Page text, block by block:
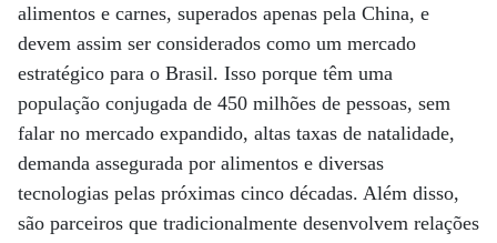
alimentos e carnes, superados apenas pela China, e
devem assim ser considerados como um mercado
estratégico para o Brasil. Isso porque têm uma
população conjugada de 450 milhões de pessoas, sem
falar no mercado expandido, altas taxas de natalidade,
demanda assegurada por alimentos e diversas
tecnologias pelas próximas cinco décadas. Além disso,
são parceiros que tradicionalmente desenvolvem relações